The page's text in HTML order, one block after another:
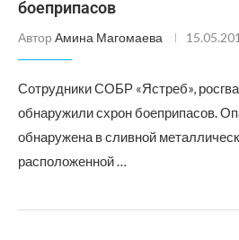
боеприпасов
Автор Амина Магомаева
Сотрудники СОБР «Ястреб»,
обнаружили схрон боеприпасов.
обнаружена в сливной
расположенной …